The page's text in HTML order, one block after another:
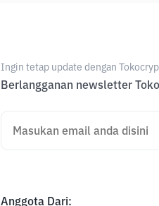
Ingin tetap update dengan
Berlangganan newsletter
Anggota Dari: